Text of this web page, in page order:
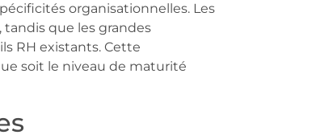
organisationnelles. Les
tandis que les grandes
RH existants. Cette
soit le niveau de maturité